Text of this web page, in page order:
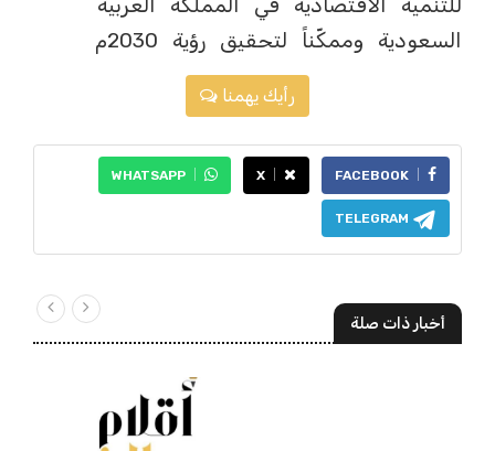
للتنمية الاقتصادية في المملكة العربية
السعودية وممكّناً لتحقيق رؤية 2030م
رأيك يهمنا
FACEBOOK
X
WHATSAPP
TELEGRAM
أخبار ذات صلة